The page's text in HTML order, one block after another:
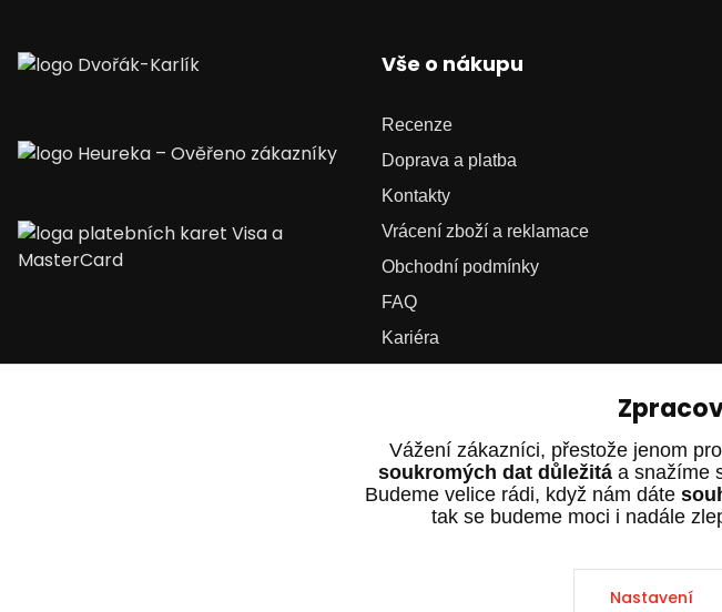
Vše o nákupu
Recenze
Doprava a platba
Kontakty
Vrácení zboží a reklamace
Obchodní podmínky
FAQ
Kariéra
2025 © Dvorak-Karlik.cz – Všechna práva
Vytvořeno na
Vážení zákazníci, přestože jenom
soukromých dat důležitáa snažíme
Budeme velice rádi, když nám dáte
tak se budeme moci i nadále
Nastavení